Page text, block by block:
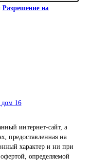
Разрешение на
дом 16
интернет-сайт, а
предоставленная на
характер и ни при
определяемой